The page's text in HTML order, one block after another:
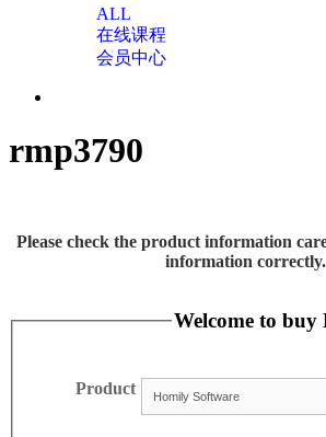
ALL
在线课程
会员中心
rmp3790
Please check the product information
information correctly.
Welcome to
Product